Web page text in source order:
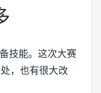
技能。这次大赛
，也有很大改